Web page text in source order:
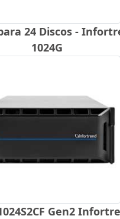
24 Discos -
1024G
Gen2